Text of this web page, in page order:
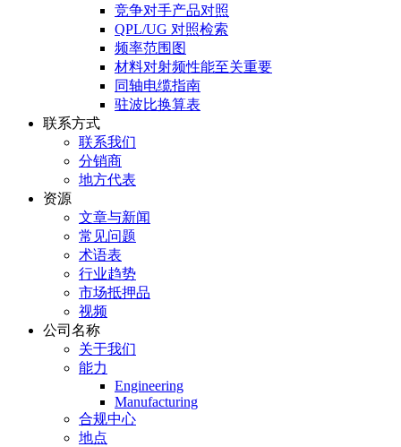
竞争对手产品对照
QPL/UG 对照检索
频率范围图
材料对射频性能至关重要
同轴电缆指南
驻波比换算表
联系方式
联系我们
分销商
地方代表
资源
文章与新闻
常见问题
术语表
行业趋势
市场抵押品
视频
公司名称
关于我们
能力
Engineering
Manufacturing
合规中心
地点